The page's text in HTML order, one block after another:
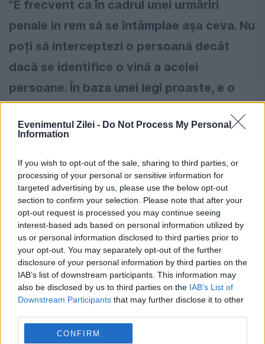
Evenimentul Zilei - Do Not Process My Personal
Information
If you wish to opt-out of the sale, sharing to third parties, or
processing of your personal or sensitive information for
targeted advertising by us, please use the below opt-out
section to confirm your selection. Please note that after your
opt-out request is processed you may continue seeing
interest-based ads based on personal information utilized by
us or personal information disclosed to third parties prior to
your opt-out. You may separately opt-out of the further
disclosure of your personal information by third parties on the
IAB’s list of downstream participants. This information may
also be disclosed by us to third parties on the IAB’s List of
Downstream Participants that may further disclose it to other
CONFIRM
”E frecvent ca în cadrul unei urmăriri
penale in rem să se întâmplae așa ceva. Nu
poți să interceptezi o persoană decât
dacă se identifice o vină a acelei
persoane. În baza unei legi proaste, e o
într-un dosar in rem. Poate fi suspectă
Daniel Fenechiu, miercuri seara, la Antena
3.
”Cred că e o interceptare legală, e posibil
să fie un dosar in rem.”, a anticipat și
Cătălin Harnagea, fost șef al SIE.
Locuiești la bloc? 10 reguli pe care mulți
proprietari le înțeleg greșit și ajung să
plătească mai mult.Ce spune legea